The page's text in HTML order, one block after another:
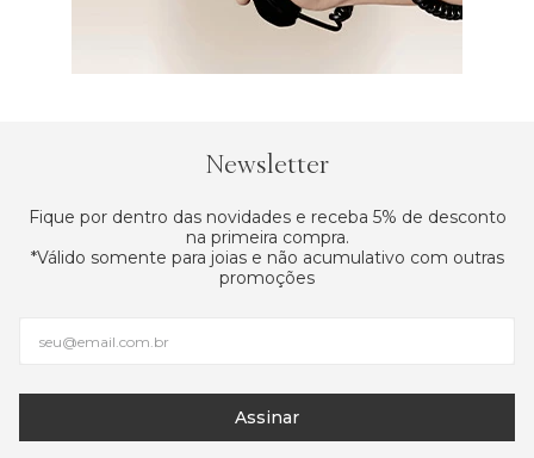
Newsletter
Fique por dentro das novidades e receba 5% de desconto
na primeira compra.
*Válido somente para joias e não acumulativo com outras
promoções
Assinar